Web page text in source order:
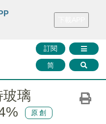
財華證券 媒體矩陣
訂閱
简
玻璃
原創